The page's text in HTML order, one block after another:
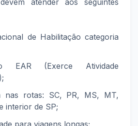
atender aos seguintes
de Habilitação categoria
EAR (Exerce Atividade
nas rotas: SC, PR, MS, MT,
interior de SP;
para viagens longas;